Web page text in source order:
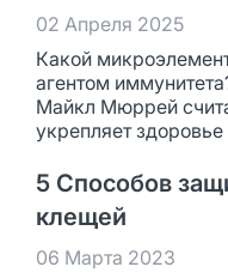
02 Апреля 2025
Какой
агентом
Майкл Мюррей
укрепляет здоровье
5 Способов
клещей
06 Марта 2023